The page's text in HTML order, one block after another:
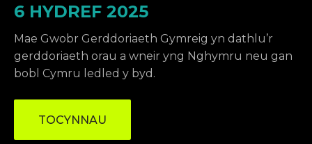
6 HYDREF 2025
Mae Gwobr Gerddoriaeth Gymreig yn dathlu’r
gerddoriaeth orau a wneir yng Nghymru neu gan
bobl Cymru ledled y byd.
TOCYNNAU